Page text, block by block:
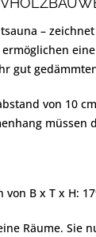
–
gut
von 10
B x T x H:
Räume.